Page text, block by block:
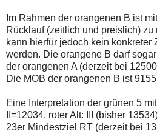
auf
der
Plattform
wallstreet-
online.de
verfügbar.
Im Rahmen der orangenen B ist
Rücklauf (zeitlich und preislich)
kann hierfür jedoch kein konkreter
werden. Die orangene B darf
der orangenen A (derzeit bei
Die MOB der orangenen B ist
Eine Interpretation der grünen 5
II=12034, roter Alt: III (bisher
23er Mindestziel RT (derzeit bei